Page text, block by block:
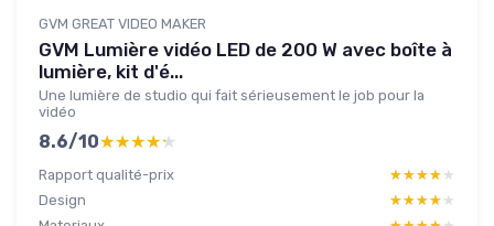
GVM GREAT VIDEO MAKER
GVM Lumière vidéo LED de 200 W avec boîte à
lumière, kit d'é...
Une lumière de studio qui fait sérieusement le job pour la
vidéo
8.6/10★★★★★
★★★★★
Rapport qualité-prix ★★★★★
★★★★★
Design
★★★★★
★★★★★